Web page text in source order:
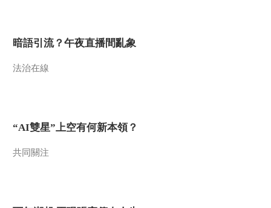
暗語引流？午夜直播間亂象
法治在線
“AI雙星”上空有何新本領？
共同關注